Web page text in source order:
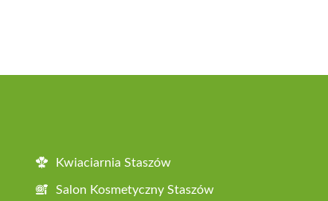
Kwiaciarnia Staszów
Salon Kosmetyczny Staszów